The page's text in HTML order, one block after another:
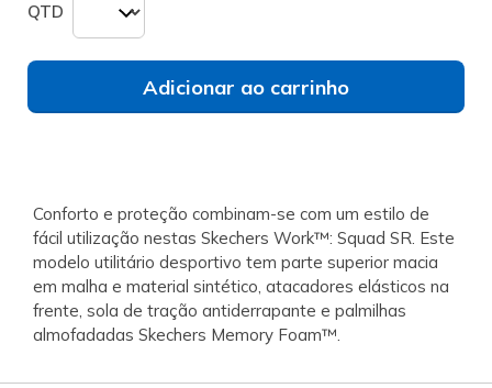
QTD
Adicionar ao carrinho
Conforto e proteção combinam-se com um estilo de
fácil utilização nestas Skechers Work™: Squad SR. Este
modelo utilitário desportivo tem parte superior macia
em malha e material sintético, atacadores elásticos na
frente, sola de tração antiderrapante e palmilhas
almofadadas Skechers Memory Foam™.